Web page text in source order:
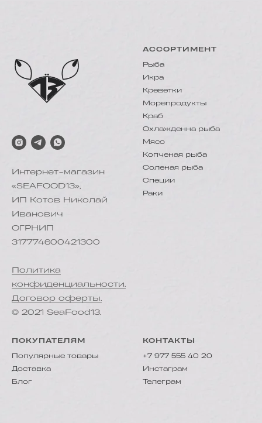
Интернет-магазин
«SEAFOOD13»,
ИП Котов Николай
Иванович
ОГРНИП
317774600421300
Политика
конфиденциальности.
Договор оферты.
© 2021 SeaFood13.
АССОРТИМЕНТ
Рыба
Икра
Креветки
Морепродукты
Краб
Охлажденна рыба
Мясо
Копченая рыба
Соленая рыба
Специи
Раки
ПОКУПАТЕЛЯМ
Популярные товары
Доставка
Блог
КОНТАКТЫ
+7 977 555 40 20
Инстаграм
Телеграм